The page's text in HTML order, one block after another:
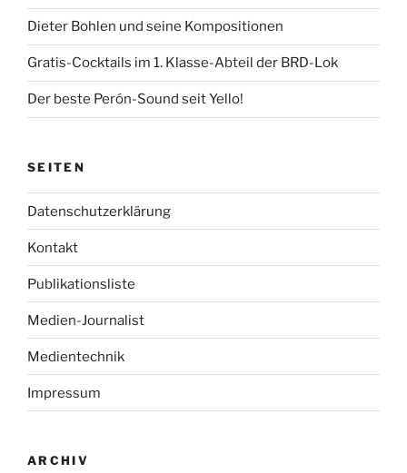
Dieter Bohlen und seine Kompositionen
Gratis-Cocktails im 1. Klasse-Abteil der BRD-Lok
Der beste Perón-Sound seit Yello!
SEITEN
Datenschutzerklärung
Kontakt
Publikationsliste
Medien-Journalist
Medientechnik
Impressum
ARCHIV